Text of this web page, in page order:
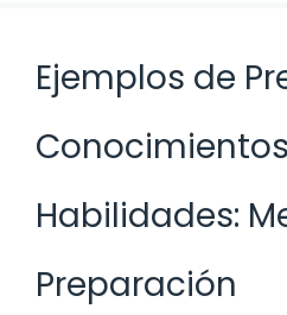
Ejemplos de
Habilidades:
Preparación